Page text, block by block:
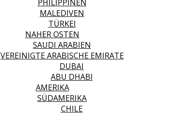
PHILIPPINEN
MALEDIVEN
TÜRKEI
NAHER OSTEN
SAUDI ARABIEN
VEREINIGTE ARABISCHE EMIRATE
DUBAI
ABU DHABI
AMERIKA
SÜDAMERIKA
CHILE